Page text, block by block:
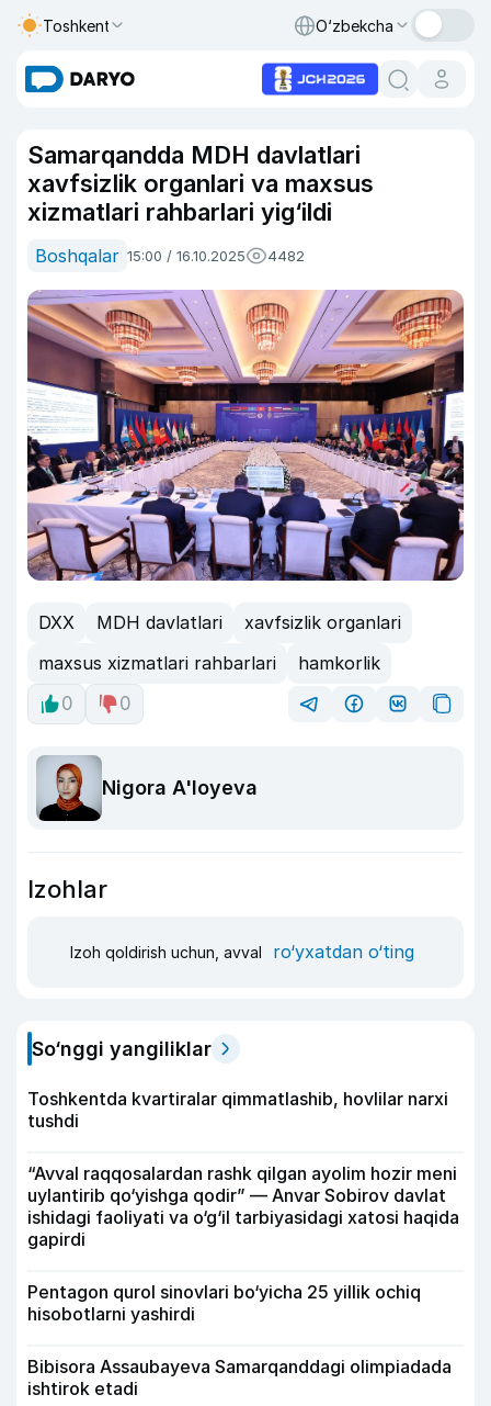
Toshkent O‘zbekcha
Samarqandda MDH davlatlari
xavfsizlik organlari va maxsus
xizmatlari rahbarlari yig‘ildi
Boshqalar 15:00 / 16.10.2025 4482
DXX MDH davlatlari
xavfsizlik organlari
maxsus xizmatlari rahbarlari
hamkorlik
0
0
Nigora A'loyeva
Izohlar
Izoh qoldirish uchun, avval ro‘yxatdan o‘ting
So‘nggi yangiliklar
Toshkentda kvartiralar qimmatlashib, hovlilar narxi
tushdi
“Avval raqqosalardan rashk qilgan ayolim hozir meni
uylantirib qo‘yishga qodir” — Anvar Sobirov davlat
ishidagi faoliyati va o‘g‘il tarbiyasidagi xatosi haqida
gapirdi
Pentagon qurol sinovlari bo‘yicha 25 yillik ochiq
hisobotlarni yashirdi
Bibisora Assaubayeva Samarqanddagi olimpiadada
ishtirok etadi